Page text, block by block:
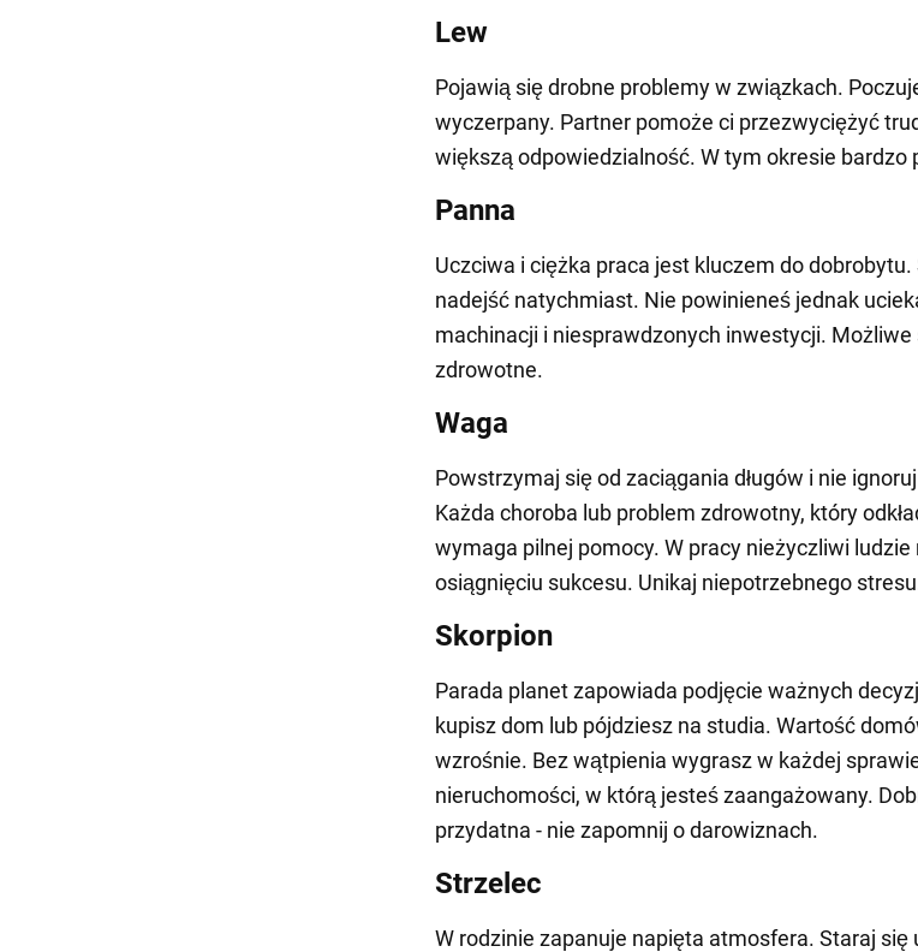
Lew
Pojawią się drobne problemy w związkach.
wyczerpany. Partner pomoże ci przezwyciężyć
większą odpowiedzialność. W tym okresie bardzo
Panna
Uczciwa i ciężka praca jest kluczem do
nadejść natychmiast. Nie powinieneś jednak
machinacji i niesprawdzonych inwestycji.
zdrowotne.
Waga
Powstrzymaj się od zaciągania długów i nie
Każda choroba lub problem zdrowotny, który
wymaga pilnej pomocy. W pracy nieżyczliwi
osiągnięciu sukcesu. Unikaj niepotrzebnego
Skorpion
Parada planet zapowiada podjęcie ważnych
kupisz dom lub pójdziesz na studia. Wartość
wzrośnie. Bez wątpienia wygrasz w każdej
nieruchomości, w którą jesteś zaangażowany.
przydatna - nie zapomnij o darowiznach.
Strzelec
W rodzinie zapanuje napięta atmosfera. Staraj się